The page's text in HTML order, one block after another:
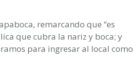
remarcando que “es
que cubra la nariz y boca; y
para ingresar al local como